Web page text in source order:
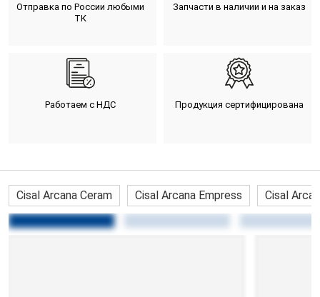
Отправка по России любыми
ТК
Запчасти в наличии и на заказ
Работаем с НДС Продукция сертифицирована
Cisal Arcana Ceram Cisal Arcana Empress Cisal